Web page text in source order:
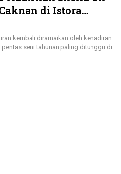
di Istora
Mendatang
kembali diramaikan oleh kehadiran
seni tahunan paling ditunggu di